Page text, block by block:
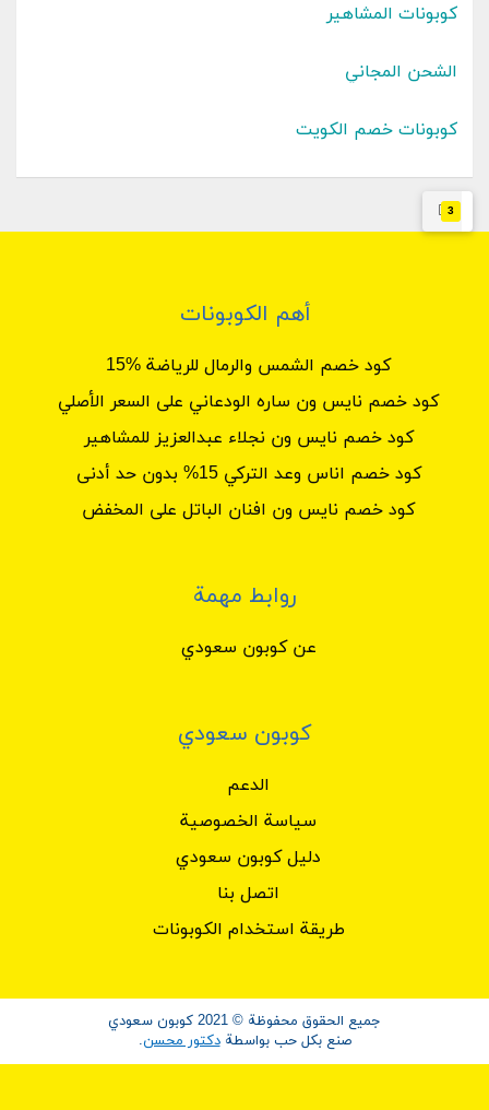
3
كوبونات المشاهير
الشحن المجاني
كوبونات خصم الكويت
أهم الكوبونات
كود خصم الشمس والرمال للرياضة %15
كود خصم نايس ون ساره الودعاني على السعر الأصلي
كود خصم نايس ون نجلاء عبدالعزيز للمشاهير
كود خصم اناس وعد التركي 15% بدون حد أدنى
كود خصم نايس ون افنان الباتل على المخفض
روابط مهمة
عن كوبون سعودي
كوبون سعودي
الدعم
سياسة الخصوصية
دليل كوبون سعودي
اتصل بنا
طريقة استخدام الكوبونات
جميع الحقوق محفوظة © 2021 كوبون سعودي
صنع بكل حب بواسطةدكتور محسن.